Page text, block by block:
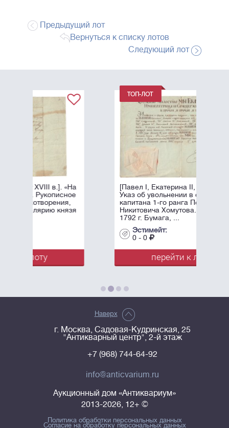
Предыдущий лот
Вернуться к списку лотов
Следующий лот
[Павел I, Екатерина II, автографы].
Указ об увольнении в отставку
капитана 1-го ранга Петра
Никитовича Хомутова. 2 апреля
1792 г. Бумага, ...
перейти к лоту
Наверх
г. Москва, Садовая-Кудринская, 25
"Антикварный центр", 2-й этаж
+7 (968) 744-64-92
info@anticvarium.ru
Аукционный дом «Антиквариум»
2013-2026, 12+ ©
Политика обработки персональных данных
Согласие на обработку персональных данных